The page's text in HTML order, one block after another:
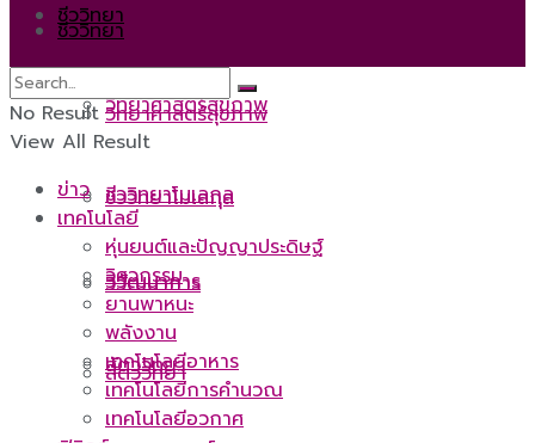
ชีววิทยา
วิทยาศาสตร์สุขภาพ
ชีววิทยาโมเลกุล
วิวัฒนาการ
สัตววิทยา
ชีววิทยา
วิทยาศาสตร์สุขภาพ
ชีววิทยาโมเลกุล
วิวัฒนาการ
สัตววิทยา
No Result
View All Result
ข่าว
เทคโนโลยี
หุ่นยนต์และปัญญาประดิษฐ์
วิศวกรรม
ยานพาหนะ
พลังงาน
เทคโนโลยีอาหาร
เทคโนโลยีการคำนวณ
เทคโนโลยีอวกาศ